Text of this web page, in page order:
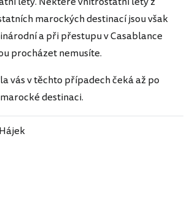
marockých destinací jsou však
a při přestupu v Casablance
procházet nemusíte.
vás v těchto případech čeká až po
destinaci.